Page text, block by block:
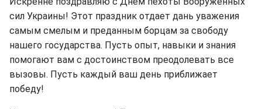
сил Украины! Этот праздник отдает дань уважения
самым смелым и преданным борцам за свободу
нашего государства. Пусть опыт, навыки и знания
помогают вам с достоинством преодолевать все
вызовы. Пусть каждый ваш день приближает
победу!